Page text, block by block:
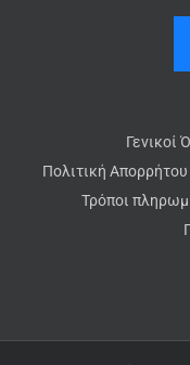
Γενικοί
Πολιτική Απορρήτου
Τρόποι